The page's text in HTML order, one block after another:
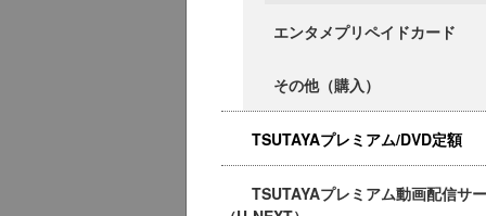
エンタメプリペイドカード
その他（購入）
TSUTAYAプレミアム/DVD定額
TSUTAYAプレミアム動画配信サ